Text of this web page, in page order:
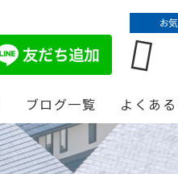
お
ブログ一覧 よくあ